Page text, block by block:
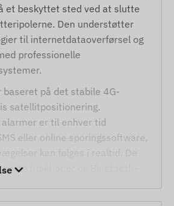
et beskyttet sted ved at slutte
Den understøtter
til internetdataoverførsel og
professionelle
baseret på det stabile 4G-
satellitpositionering.
er til enhver tid
eller online sporingssoftware,
funktioner og Bluetooth-
sikkerhedsniveauet